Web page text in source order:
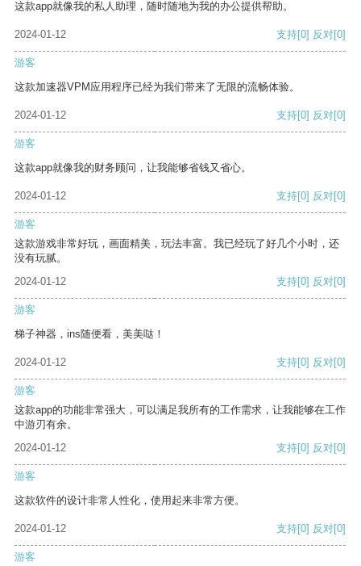
这款app就像我的私人助理，随时随地为我的办公提供帮助。
2024-01-12 支持[0] 反对[0]
游客
这款加速器VPM应用程序已经为我们带来了无限的流畅体验。
2024-01-12 支持[0] 反对[0]
游客
这款app就像我的财务顾问，让我能够省钱又省心。
2024-01-12 支持[0] 反对[0]
游客
这款游戏非常好玩，画面精美，玩法丰富。我已经玩了好几个小时，还
没有玩腻。
2024-01-12
支持[0] 反对[0]
游客
梯子神器，ins随便看，美美哒！
2024-01-12 支持[0] 反对[0]
游客
这款app的功能非常强大，可以满足我所有的工作需求，让我能够在工作
中游刃有余。
2024-01-12
支持[0] 反对[0]
游客
这款软件的设计非常人性化，使用起来非常方便。
2024-01-12 支持[0] 反对[0]
游客